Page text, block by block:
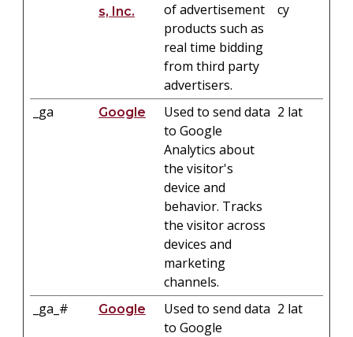
s, Inc.
of advertisement
products such as
real time bidding
from third party
advertisers.
cy
_ga Google
Used to send data
to Google
Analytics about
the visitor's
device and
behavior. Tracks
the visitor across
devices and
marketing
channels.
2 lat
_ga_# Google
Used to send data
to Google
2 lat